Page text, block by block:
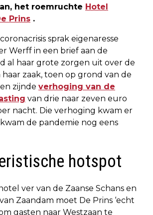
het roemruchte Hotel
Prins .
sprak eigenaresse
Werff in een brief aan de
al haar grote zorgen uit over de
zaak, toen op grond van de
zijnde verhoging van de
van drie naar zeven euro
nacht. Die verhoging kwam er
de pandemie nog eens
hotspot
ver van de Zaanse Schans en
Zaandam moet De Prins ‘echt
gasten naar Westzaan te